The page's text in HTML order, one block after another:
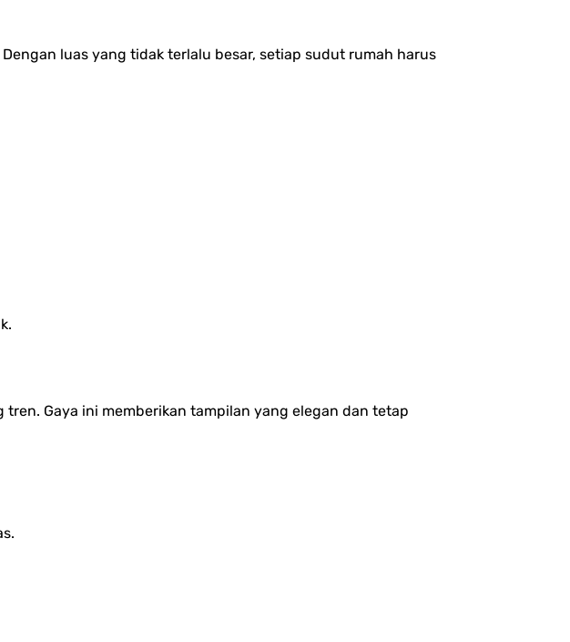
luas yang tidak terlalu besar, setiap sudut rumah harus
Gaya ini memberikan tampilan yang elegan dan tetap